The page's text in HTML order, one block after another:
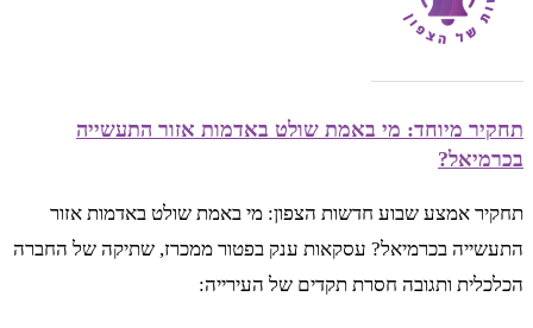
תחקיר מיוחד: מי באמת שולט באדמות אזור התעשייה
בכרמיאל?
תחקיר אמצע שבוע חדשות הצפון: מי באמת שולט באדמות אזור
התעשייה בכרמיאל? עסקאות ענק בפטור ממכרז, שתיקה של החברה
הכלכלית ותגובה חסרת תקדים של העירייה: